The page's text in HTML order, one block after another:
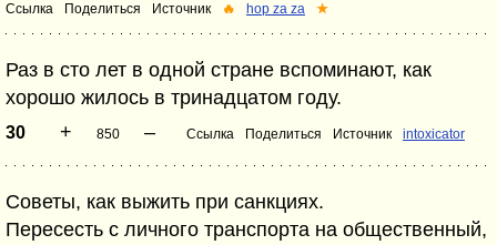
Ссылка Поделиться Источник 🔥 hop za za ★
Раз в сто лет в одной стране вспоминают, как
хорошо жилось в тринадцатом году.
30 + 850 – Ссылка Поделиться Источник intoxicator
Советы, как выжить при санкциях.
Пересесть с личного транспорта на общественный,